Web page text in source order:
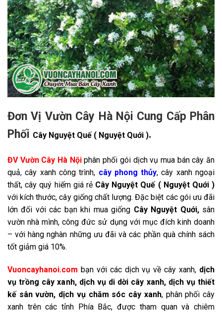
Đơn Vị Vườn Cây Hà Nội Cung Cấp Phân
Phối Cây Nguyệt Quế ( Nguyệt Quới ).
ĐV Vườn Cây Hà Nộiphân phối gói dịch vụ mua bán cây ăn
quả,cây xanh công trình, cây phong thủy, cây xanh ngoại
thất, cây quý hiếm giá rẻCây Nguyệt Quế ( Nguyệt Quới )
với kích thước, cây giống chất lượng. Đặc biệt các gói ưu đãi
lớn đối với các bạn khi mua giống Cây Nguyệt Quới,sân
vườn nhà mình, công đức sử dụng với mục đích kinh doanh
– với hàng nghàn những ưu đãi và các phần quà chính sách
tốt giảm giá 10%.
Vuoncayhanoi.com bạn với các dịch vụ về cây xanh, dịch
vụ trồng cây xanh, dịch vụ di dời cây xanh, dịch vụ thiết
kế sân vườn, dịch vụ chăm sóc cây xanh, phân phối cây
xanh trên các tỉnh Phía Bắc, được tham quan và chiêm